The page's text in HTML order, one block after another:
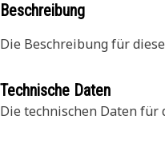
Beschreibung
Die Beschreibung für
Technische Daten
Die technischen Daten für